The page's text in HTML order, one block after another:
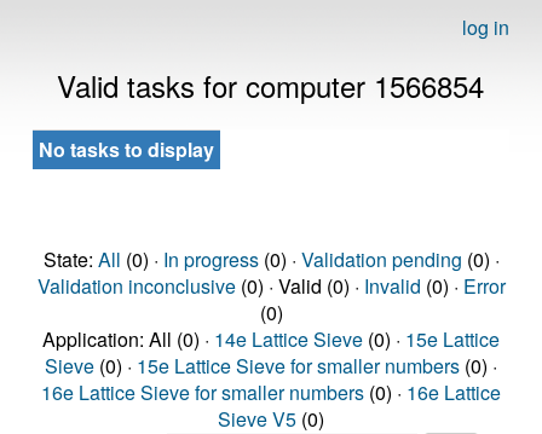
log in
Valid tasks for computer 1566854
No tasks to display
State: All (0) · In progress(0) · Validation pending (0) ·
Validation inconclusive(0) · Valid (0) · Invalid (0) · Error
(0)
Application: All (0) · 14e Lattice Sieve (0) · 15e Lattice
Sieve (0) · 15e Lattice Sieve for smaller numbers (0) ·
16e Lattice Sieve for smaller numbers (0) · 16e Lattice
Sieve V5 (0)